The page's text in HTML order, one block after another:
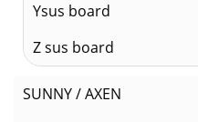
Ysus board
Z sus board
SUNNY / AXEN